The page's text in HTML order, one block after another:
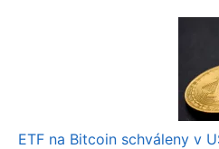
ETF na Bitcoin schváleny v